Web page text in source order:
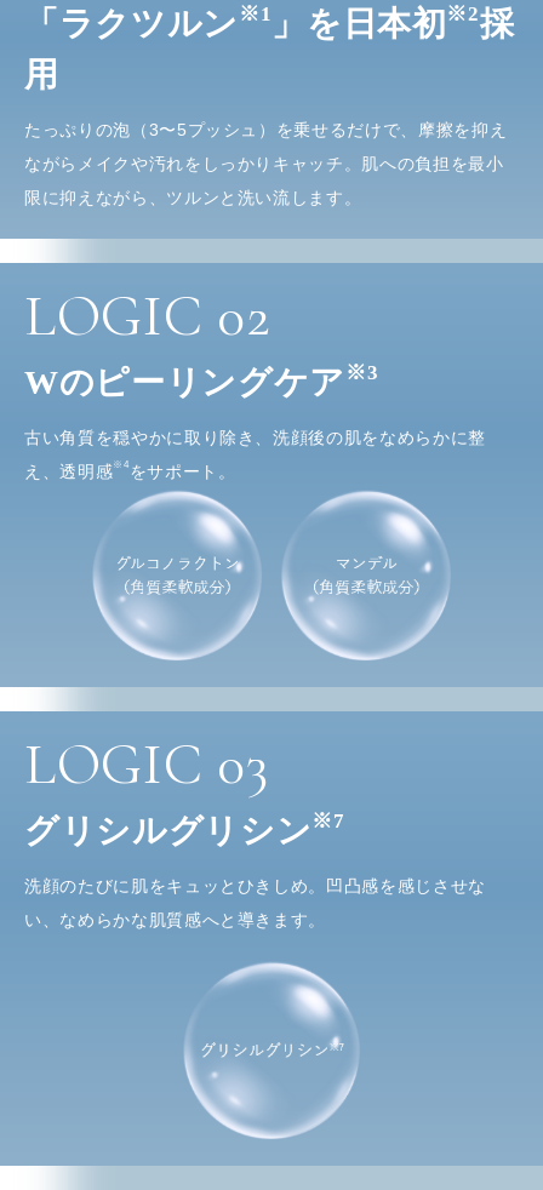
「ラクツルン ※1 」を日本初 ※2採
用
たっぷりの泡（3〜5プッシュ）を乗せるだけで、摩擦を抑え
ながらメイクや汚れをしっかりキャッチ。肌への負担を最小
限に抑えながら、ツルンと洗い流します。
LOGIC 02
Wのピーリングケア ※3
古い角質を穏やかに取り除き、洗顔後の肌をなめらかに整
え、透明感※4 をサポート。
LOGIC 03
グリシルグリシン ※7
洗顔のたびに肌をキュッとひきしめ。凹凸感を感じさせな
い、なめらかな肌質感へと導きます。